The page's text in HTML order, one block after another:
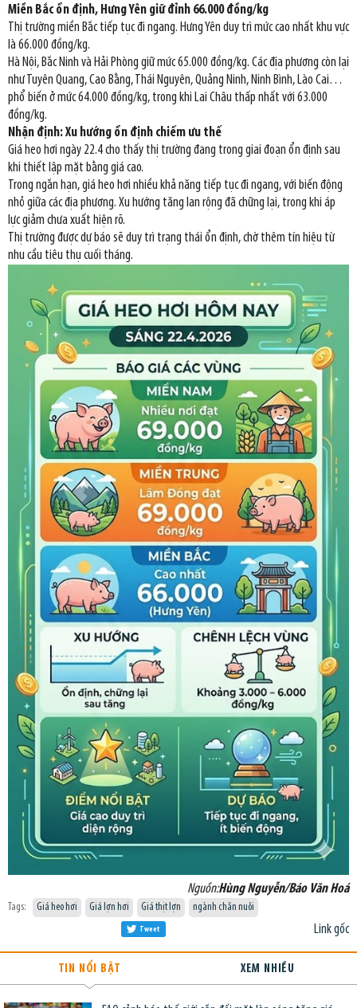
Miền Bắc ổn định, Hưng Yên giữ đỉnh 66.000 đồng/kg
Thị trường miền Bắc tiếp tục đi ngang. Hưng Yên duy trì mức cao nhất khu vực
là 66.000 đồng/kg.
Hà Nội, Bắc Ninh và Hải Phòng giữ mức 65.000 đồng/kg. Các địa phương còn lại
như Tuyên Quang, Cao Bằng, Thái Nguyên, Quảng Ninh, Ninh Bình, Lào Cai…
phổ biến ở mức 64.000 đồng/kg, trong khi Lai Châu thấp nhất với 63.000
đồng/kg.
Nhận định: Xu hướng ổn định chiếm ưu thế
Giá heo hơi ngày 22.4 cho thấy thị trường đang trong giai đoạn ổn định sau
khi thiết lập mặt bằng giá cao.
Trong ngắn hạn, giá heo hơi nhiều khả năng tiếp tục đi ngang, với biến động
nhỏ giữa các địa phương. Xu hướng tăng lan rộng đã chững lại, trong khi áp
lực giảm chưa xuất hiện rõ.
Thị trường được dự báo sẽ duy trì trạng thái ổn định, chờ thêm tín hiệu từ
nhu cầu tiêu thụ cuối tháng.
Nguồn:Hùng Nguyễn/Báo Văn Hoá
Tags: Giá heo hơi Giá lợn hơi Giá thịt lợn ngành chăn nuôi
Link gốc
Tweet
TIN NỔI BẬT XEM NHIỀU